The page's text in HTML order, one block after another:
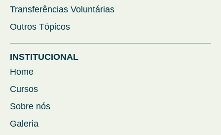
Transferências Voluntárias
Outros Tópicos
INSTITUCIONAL
Home
Cursos
Sobre nós
Galeria